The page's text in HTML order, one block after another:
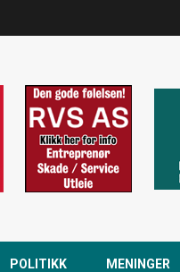
POLITIKK MENINGER